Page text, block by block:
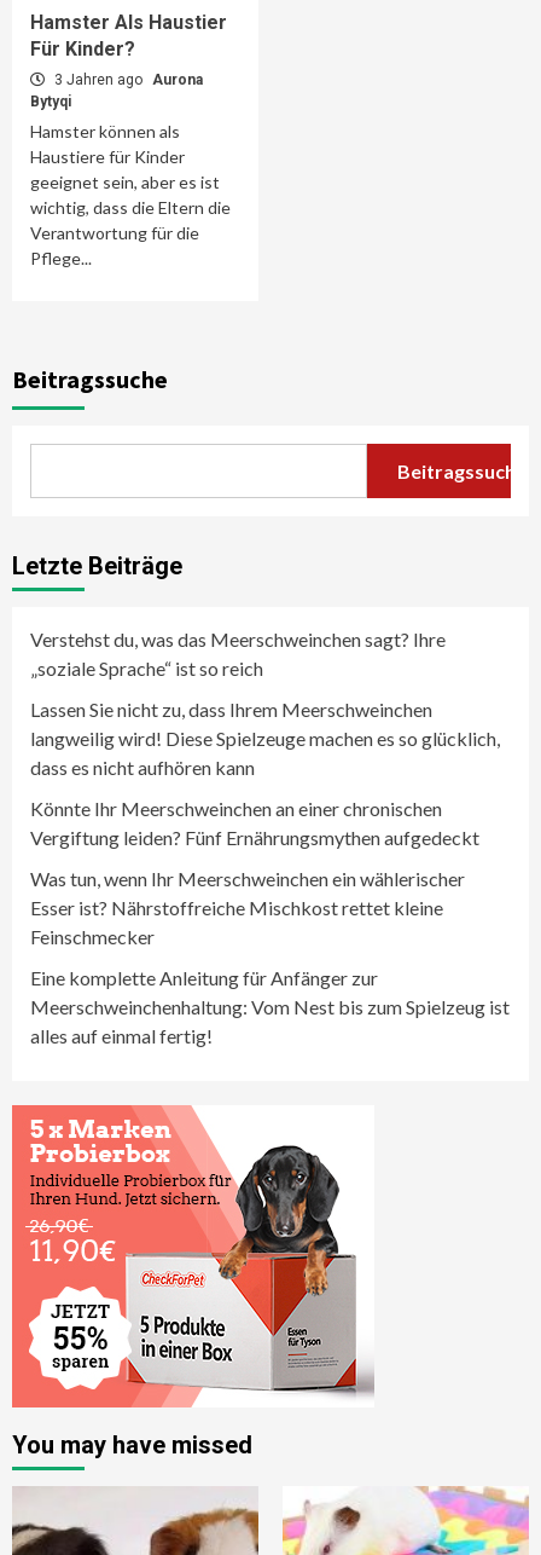
Hamster Als Haustier
Für Kinder?
3 Jahren ago Aurona
Bytyqi
Hamster können als
Haustiere für Kinder
geeignet sein, aber es ist
wichtig, dass die Eltern die
Verantwortung für die
Pflege...
Beitragssuche
Beitragssuche
Letzte Beiträge
Verstehst du, was das Meerschweinchen sagt? Ihre
„soziale Sprache“ ist so reich
Lassen Sie nicht zu, dass Ihrem Meerschweinchen
langweilig wird! Diese Spielzeuge machen es so glücklich,
dass es nicht aufhören kann
Könnte Ihr Meerschweinchen an einer chronischen
Vergiftung leiden? Fünf Ernährungsmythen aufgedeckt
Was tun, wenn Ihr Meerschweinchen ein wählerischer
Esser ist? Nährstoffreiche Mischkost rettet kleine
Feinschmecker
Eine komplette Anleitung für Anfänger zur
Meerschweinchenhaltung: Vom Nest bis zum Spielzeug ist
alles auf einmal fertig!
You may have missed